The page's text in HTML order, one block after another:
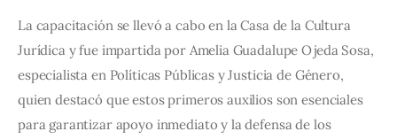
La capacitación se llevó a cabo en la Casa de la Cultura
Jurídica y fue impartida por Amelia Guadalupe Ojeda Sosa,
especialista en Políticas Públicas y Justicia de Género,
quien destacó que estos primeros auxilios son esenciales
para garantizar apoyo inmediato y la defensa de los